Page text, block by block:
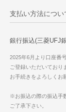
支払い方法につい
銀行振込(三菱UFJ銀
2025年6月より口座番
ご登録いただいており
お手続きをよろしくお
※お振込の際の振込手
ご了承下さい。